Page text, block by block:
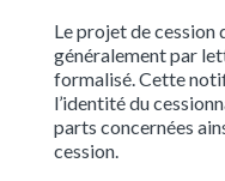
Le projet de cession
généralement par
formalisé. Cette
l’identité du
parts concernées
cession.